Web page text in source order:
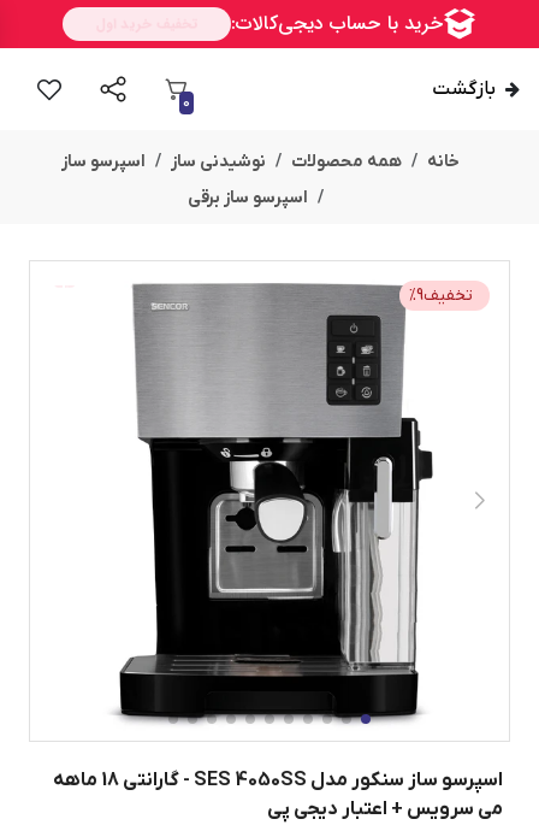
بازگشت
0
خانه همه محصولات نوشیدنی ساز
اسپرسو ساز
اسپرسو ساز برقی
تخفیف %9
اسپرسو ساز سنکور مدل SES 4050SS - گارانتی 18 ماهه
می سرویس + اعتبار دیجی پی